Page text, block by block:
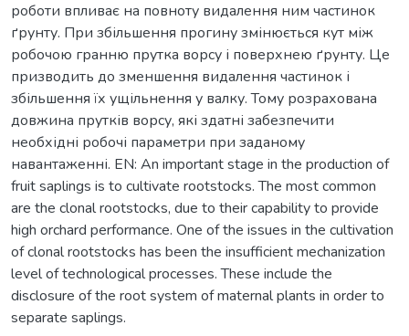
роботи впливає на повноту видалення ним частинок
ґрунту. При збільшення прогину змінюється кут між
робочою гранню прутка ворсу і поверхнею ґрунту. Це
призводить до зменшення видалення частинок і
збільшення їх ущільнення у валку. Тому розрахована
довжина прутків ворсу, які здатні забезпечити
необхідні робочі параметри при заданому
навантаженні. EN: An important stage in the production of
fruit saplings is to cultivate rootstocks. The most common
are the clonal rootstocks, due to their capability to provide
high orchard performance. One of the issues in the cultivation
of clonal rootstocks has been the insufficient mechanization
level of technological processes. These include the
disclosure of the root system of maternal plants in order to
separate saplings.